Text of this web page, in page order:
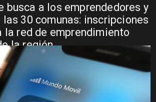
busca a los emprendedores y
30 comunas: inscripciones
la red de emprendimiento
la región